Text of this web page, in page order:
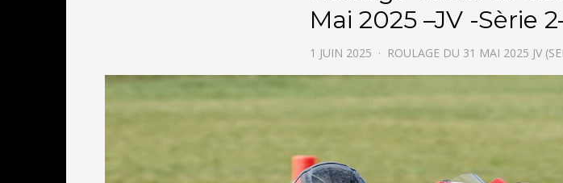
Mai 2025 –JV -Sèrie
1 JUIN 2025 ROULAGE DU 31 MAI 2025 JV